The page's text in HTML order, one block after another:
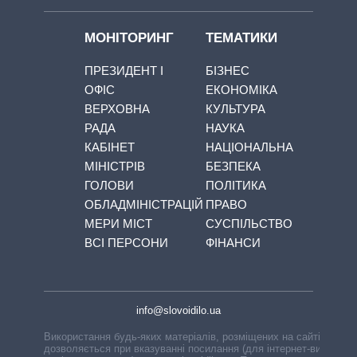
МОНІТОРИНГ
ПРЕЗИДЕНТ І
ОФІС
ВЕРХОВНА
РАДА
КАБІНЕТ
МІНІСТРІВ
ГОЛОВИ
ОБЛАДМІНІСТРАЦІЙ
МЕРИ МІСТ
ВСІ ПЕРСОНИ
ТЕМАТИКИ
БІЗНЕС
ЕКОНОМІКА
КУЛЬТУРА
НАУКА
НАЦІОНАЛЬНА
БЕЗПЕКА
ПОЛІТИКА
ПРАВО
СУСПІЛЬСТВО
ФІНАНСИ
info@slovoidilo.ua
Використання будь-яких матеріалів, розміщених на сайті,
дозволяється при вказуванні посилання (для інтернет-видань